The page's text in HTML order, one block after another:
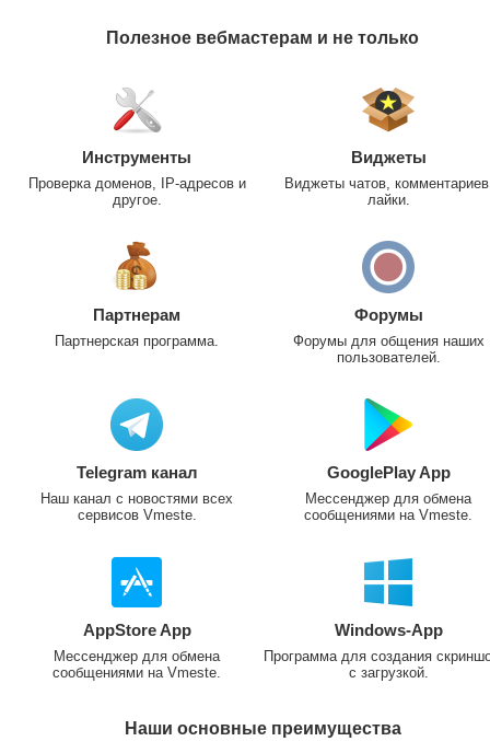
Полезное вебмастерам и не только
Инструменты
Проверка доменов, IP-адресов и
другое.
Виджеты
Виджеты чатов,
лайки.
Партнерам
Партнерская программа.
Форумы
Форумы для общения наших
пользователей.
Telegram канал
Наш канал с новостями всех
сервисов Vmeste.
GooglePlay App
Мессенджер для обмена
сообщениями на Vmeste.
AppStore App
Мессенджер для обмена
сообщениями на Vmeste.
Windows-App
Программа для создания
с загрузкой.
Наши основные преимущества